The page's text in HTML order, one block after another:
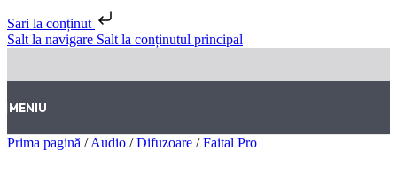
Sari la conținut
Salt la navigare Salt la conținutul principal
MENIU
Prima pagină / Audio / Difuzoare / Faital Pro